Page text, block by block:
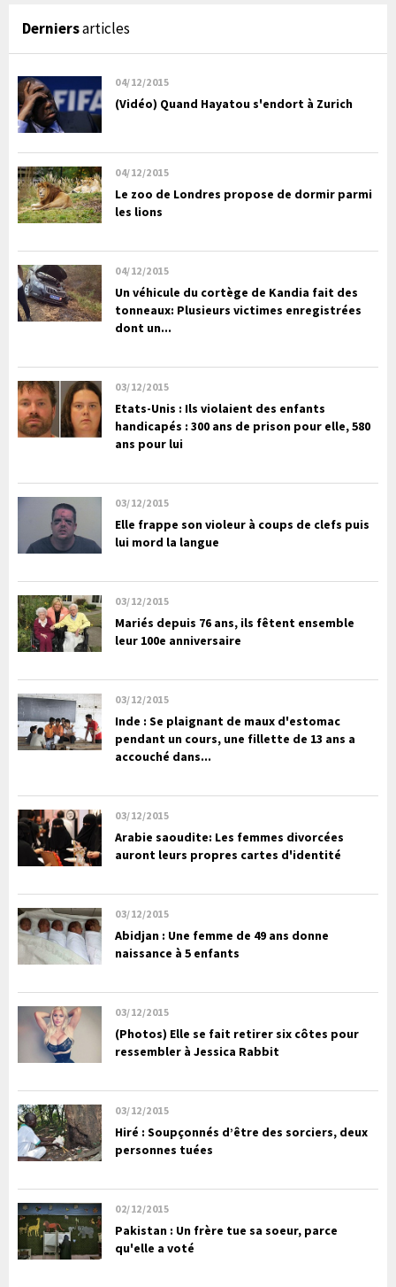
Derniersarticles
04/12/2015
(Vidéo) Quand Hayatou s'endort à Zurich
04/12/2015
Le zoo de Londres propose de dormir parmi
les lions
04/12/2015
Un véhicule du cortège de Kandia fait des
tonneaux: Plusieurs victimes enregistrées
dont un...
03/12/2015
Etats-Unis : Ils violaient des enfants
handicapés : 300 ans de prison pour elle, 580
ans pour lui
03/12/2015
Elle frappe son violeur à coups de clefs puis
lui mord la langue
03/12/2015
Mariés depuis 76 ans, ils fêtent ensemble
leur 100e anniversaire
03/12/2015
Inde : Se plaignant de maux d'estomac
pendant un cours, une fillette de 13 ans a
accouché dans...
03/12/2015
Arabie saoudite: Les femmes divorcées
auront leurs propres cartes d'identité
03/12/2015
Abidjan : Une femme de 49 ans donne
naissance à 5 enfants
03/12/2015
(Photos) Elle se fait retirer six côtes pour
ressembler à Jessica Rabbit
03/12/2015
Hiré : Soupçonnés d’être des sorciers, deux
personnes tuées
02/12/2015
Pakistan : Un frère tue sa soeur, parce
qu'elle a voté